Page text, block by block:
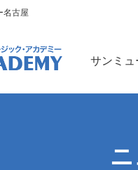
名古屋
サンミュ